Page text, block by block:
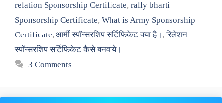
relation Sponsorship Certificate, rally bharti
Sponsorship Certificate, What is Army Sponsorship
Certificate, आर्मी स्पॉन्सरशिप सर्टिफिकेट क्या है। ,रिलेशन
स्पॉन्सरशिप सर्टिफिकेट कैसे बनवाये।
3 Comments